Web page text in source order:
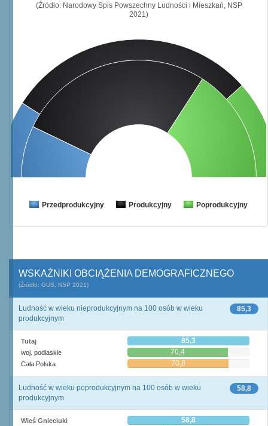
(Źródło: Narodowy Spis Powszechny Ludności i Mieszkań, NSP
2021)
Przedprodukcyjny Produkcyjny Poprodukcyjny
WSKAŹNIKI OBCIĄŻENIA DEMOGRAFICZNEGO
(Źródło: GUS, NSP 2021)
85,3
Ludność w wieku nieprodukcyjnym na 100 osób w wieku
produkcyjnym
Tutaj 85,3
woj. podlaskie 70,4
Cała Polska 70,8
58,8
Ludność w wieku poprodukcyjnym na 100 osób w wieku
produkcyjnym
Wieś Gnieciuki 58,8